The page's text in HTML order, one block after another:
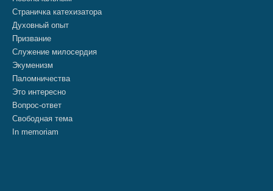
Страничка катехизатора
Духовный опыт
Призвание
Служение милосердия
Экуменизм
Паломничества
Это интересно
Вопрос-ответ
Свободная тема
In memoriam